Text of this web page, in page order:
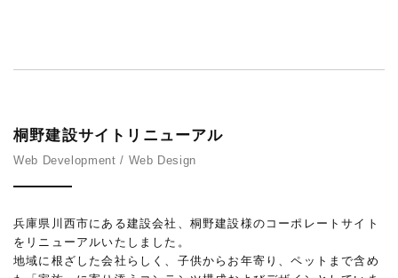
桐野建設サイトリニューアル
Web Development / Web Design
兵庫県川西市にある建設会社、桐野建設様のコーポレートサイト
をリニューアルいたしました。
地域に根ざした会社らしく、子供からお年寄り、ペットまで含め